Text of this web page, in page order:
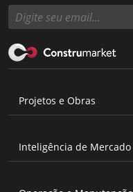
Projetos e Obras
Inteligência de Mercado